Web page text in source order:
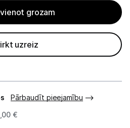
tehnika
grozam
uzreiz
Pārbaudīt pieejamību
€